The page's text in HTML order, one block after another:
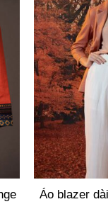
Áo blazer